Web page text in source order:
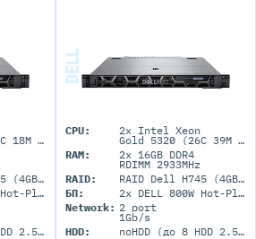
Gold 5317 (12C 18M Cache 3.0GHz)
RAID Dell H745 (4GB+BBU)
2x DELL 800W Hot-Plug
noHDD (до 8 HDD 2.5'' SFF)
CPU: 2x Intel Xeon
Gold 5320 (26C 39M Cache 2.20 GHz)
RAM:
2x 16GB DDR4
RDIMM 2933MHz
RAID:
RAID Dell H745 (4GB+BBU)
БП:
2x DELL 800W Hot-Plug
Network: 2 port
1Gb/s
HDD:
noHDD (до 8 HDD 2.5'' SFF)